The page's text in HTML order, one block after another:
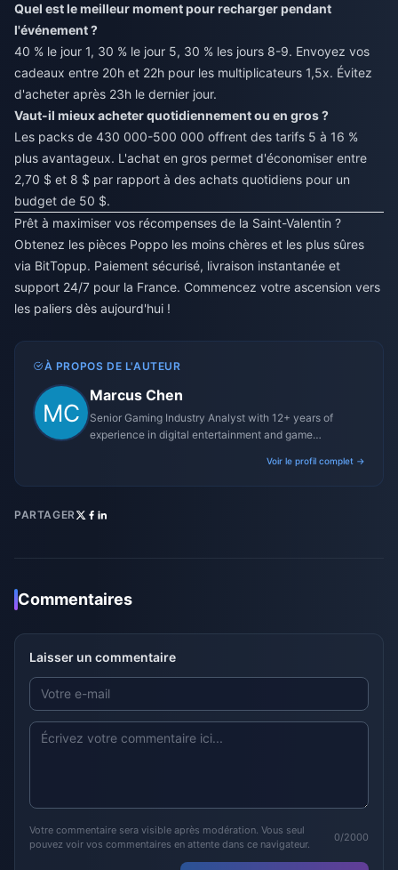
Quel est le meilleur moment pour recharger pendant
l'événement ?
40 % le jour 1, 30 % le jour 5, 30 % les jours 8-9. Envoyez vos
cadeaux entre 20h et 22h pour les multiplicateurs 1,5x. Évitez
d'acheter après 23h le dernier jour.
Vaut-il mieux acheter quotidiennement ou en gros ?
Les packs de 430 000-500 000 offrent des tarifs 5 à 16 %
plus avantageux. L'achat en gros permet d'économiser entre
2,70 $ et 8 $ par rapport à des achats quotidiens pour un
budget de 50 $.
Prêt à maximiser vos récompenses de la Saint-Valentin ?
Obtenez les pièces Poppo les moins chères et les plus sûres
via BitTopup. Paiement sécurisé, livraison instantanée et
support 24/7 pour la France. Commencez votre ascension vers
les paliers dès aujourd'hui !
À PROPOS DE L'AUTEUR
Marcus Chen
Senior Gaming Industry Analyst with 12+ years of
experience in digital entertainment and game
Voir le profil complet →
PARTAGER
Commentaires
Laisser un commentaire
Votre commentaire sera visible après modération. Vous seul
pouvez voir vos commentaires en attente dans ce navigateur.
0/2000